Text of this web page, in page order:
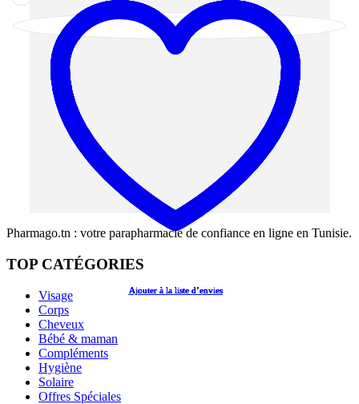
Ajouter à la liste d’envies
Ajouter à la liste d’envies
Ajouter à la liste d’envies
Ajouter à la liste d’envies
Ajouter à la liste d’envies
Pharmago.tn : votre parapharmacie de confiance en ligne en Tunisie.
TOP CATÉGORIES
Visage
Corps
Cheveux
Bébé & maman
Compléments
Hygiène
Solaire
Offres Spéciales